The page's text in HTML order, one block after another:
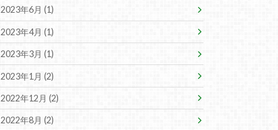
2023年6月 (1)
2023年4月 (1)
2023年3月 (1)
2023年1月 (2)
2022年12月 (2)
2022年8月 (2)